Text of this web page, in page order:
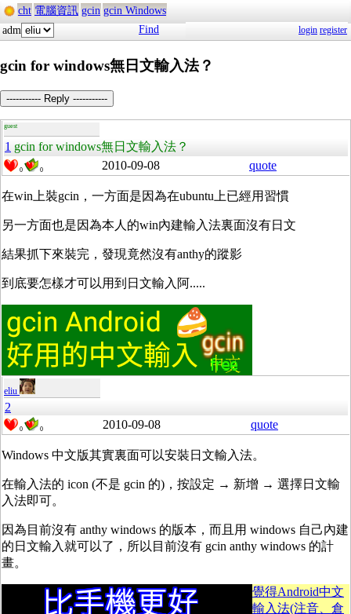
cht 電腦資訊 gcin gcin Windows
adm
Find login register
gcin for windows無日文輸入法？
----------- Reply -----------
guest
1 gcin for windows無日文輸入法？
0 0 2010-09-08 quote
在win上裝gcin，一方面是因為在ubuntu上已經用習慣
另一方面也是因為本人的win內建輸入法裏面沒有日文
結果抓下來裝完，發現竟然沒有anthy的蹤影
到底要怎樣才可以用到日文輸入阿.....
eliu
2
0 0 2010-09-08 quote
Windows 中文版其實裏面可以安裝日文輸入法。
在輸入法的 icon (不是 gcin 的)，按設定 → 新增 → 選擇日文輸
入法即可。
因為目前沒有 anthy windows 的版本，而且用 windows 自己內建
的日文輸入就可以了，所以目前沒有 gcin anthy windows 的計
畫。
覺得Android中文
輸入法(注音、倉